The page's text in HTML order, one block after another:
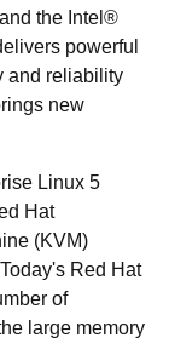
the Intel®
powerful
and reliability
new
Linux 5
Hat
(KVM)
Red Hat
of
large memory